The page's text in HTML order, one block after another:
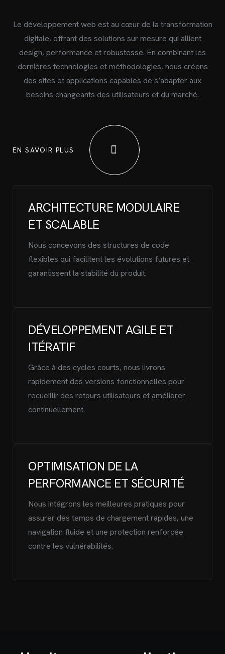
Le développement web est au cœur de la transformation
digitale, offrant des solutions sur mesure qui allient
design, performance et robustesse. En combinant les
dernières technologies et méthodologies, nous créons
des sites et applications capables de s’adapter aux
besoins changeants des utilisateurs et du marché.
EN SAVOIR PLUS
ARCHITECTURE MODULAIRE
ET SCALABLE
Nous concevons des structures de code
flexibles qui facilitent les évolutions futures et
garantissent la stabilité du produit.
DÉVELOPPEMENT AGILE ET
ITÉRATIF
Grâce à des cycles courts, nous livrons
rapidement des versions fonctionnelles pour
recueillir des retours utilisateurs et améliorer
continuellement.
OPTIMISATION DE LA
PERFORMANCE ET SÉCURITÉ
Nous intégrons les meilleures pratiques pour
assurer des temps de chargement rapides, une
navigation fluide et une protection renforcée
contre les vulnérabilités.